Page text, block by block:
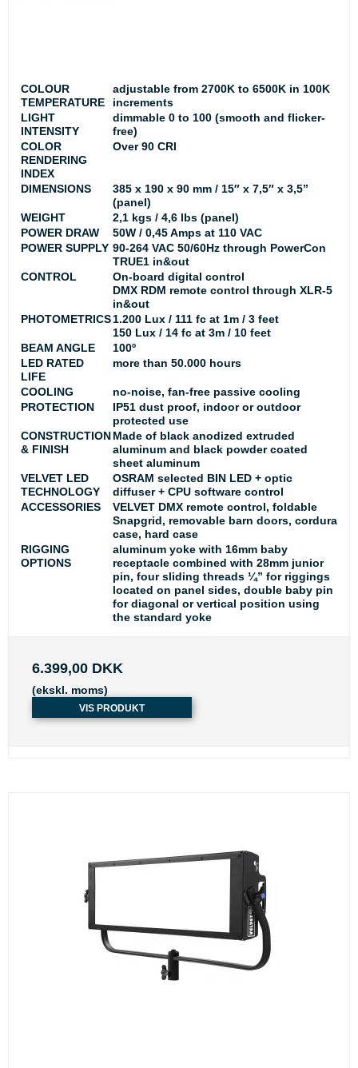
COLOUR
TEMPERATURE
adjustable from 2700K to 6500K in 100K
increments
LIGHT
INTENSITY
dimmable 0 to 100 (smooth and flicker-
free)
COLOR
RENDERING
INDEX
Over 90 CRI
DIMENSIONS
385 x 190 x 90 mm / 15″ x 7,5″ x 3,5”
(panel)
WEIGHT
2,1 kgs / 4,6 lbs (panel)
POWER DRAW
50W / 0,45 Amps at 110 VAC
POWER SUPPLY 90-264 VAC 50/60Hz through PowerCon
TRUE1 in&out
CONTROL
On-board digital control
DMX RDM remote control through XLR-5
in&out
PHOTOMETRICS1.200 Lux / 111 fc at 1m / 3 feet
150 Lux / 14 fc at 3m / 10 feet
BEAM ANGLE
100º
LED RATED
LIFE
more than 50.000 hours
COOLING
no-noise, fan-free passive cooling
PROTECTION
IP51 dust proof, indoor or outdoor
protected use
CONSTRUCTION
& FINISH
Made of black anodized extruded
aluminum and black powder coated
sheet aluminum
VELVET LED
TECHNOLOGY
OSRAM selected BIN LED + optic
diffuser + CPU software control
ACCESSORIES
VELVET DMX remote control, foldable
Snapgrid, removable barn doors, cordura
case, hard case
RIGGING
OPTIONS
aluminum yoke with 16mm baby
receptacle combined with 28mm junior
pin, four sliding threads ¼” for riggings
located on panel sides, double baby pin
for diagonal or vertical position using
the standard yoke
6.399,00 DKK
(ekskl. moms)
VIS PRODUKT